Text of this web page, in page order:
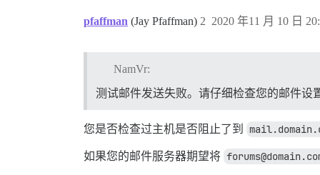
pfaffman (Jay Pfaffman) 2020 年11 月 10 日
2
NamVr:
测试邮件发送失败。请仔细检查您的邮件设
您是否检查过主机是否阻止了到
如果您的邮件服务器期望将